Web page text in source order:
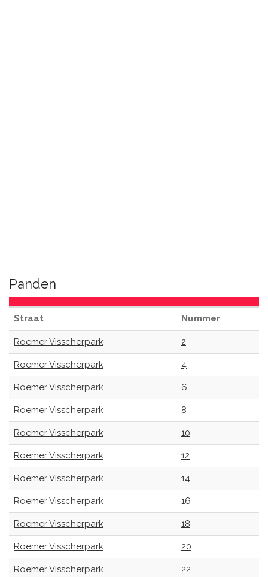
Panden
Straat Nummer
Roemer Visscherpark 2
Roemer Visscherpark 4
Roemer Visscherpark 6
Roemer Visscherpark 8
Roemer Visscherpark 10
Roemer Visscherpark 12
Roemer Visscherpark 14
Roemer Visscherpark 16
Roemer Visscherpark 18
Roemer Visscherpark 20
Roemer Visscherpark 22